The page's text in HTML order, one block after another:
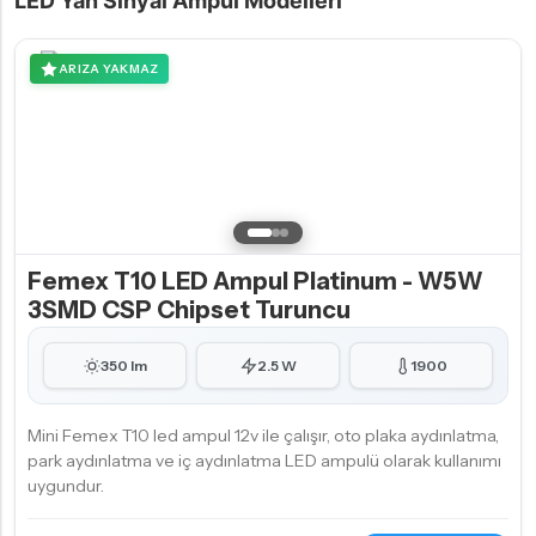
ARIZA YAKMAZ
Femex T10 LED Ampul Platinum - W5W
3SMD CSP Chipset Turuncu
350 lm 2.5 W 1900
Mini Femex T10 led ampul 12v ile çalışır, oto plaka aydınlatma,
park aydınlatma ve iç aydınlatma LED ampulü olarak kullanımı
uygundur.